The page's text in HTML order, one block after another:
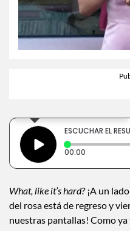
ESCUCHAR EL
00:00 Tiempo
What, like it’s hard?¡A un
del rosa está de regreso y
nuestras pantallas! Como